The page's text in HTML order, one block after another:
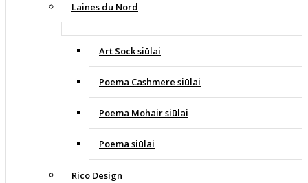
Laines du Nord
Art Sock siūlai
Poema Cashmere siūlai
Poema Mohair siūlai
Poema siūlai
Rico Design